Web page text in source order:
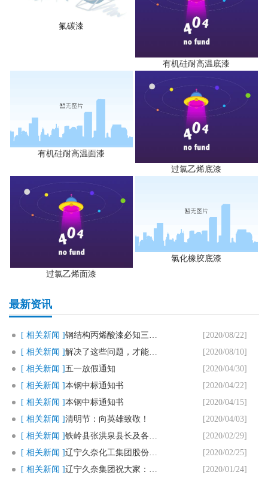
氟碳漆
有机硅耐高温底漆
有机硅耐高温面漆
过氯乙烯底漆
过氯乙烯面漆
氯化橡胶底漆
最新资讯
[ 相关新闻 ] 钢结构丙烯酸漆必知三个要点
[2020/08/22]
[ 相关新闻 ]
解决了这些问题，才能用好马路划..
[2020/08/10]
[ 相关新闻 ]五一放假通知
[2020/04/30]
[ 相关新闻 ]本钢中标通知书
[2020/04/22]
[ 相关新闻 ]本钢中标通知书
[2020/04/15]
[ 相关新闻 ]清明节：向英雄致敬！
[2020/04/03]
[ 相关新闻 ]
铁岭县张洪泉县长及各部门领导一..
[2020/02/29]
[ 相关新闻 ]
辽宁久奈化工集团股份有限公司复..
[2020/02/25]
[ 相关新闻 ]
辽宁久奈集团祝大家：新春快乐，.. [2020/01/24]